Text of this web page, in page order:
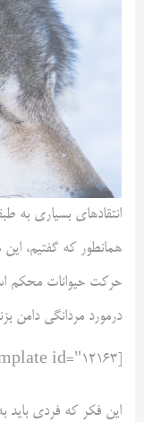
انتقادهای بسیاری به
همانطور که گفتیم،
حرکت حیوانات محکم
درمورد مردانگی دامن
این فکر که فردی باید